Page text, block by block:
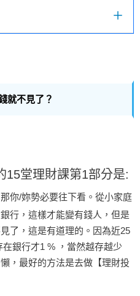
就不見了？
15堂理財課第1部分是:
你/妳勢必要往下看。從小家庭
行，這樣才能變有錢人，但是
了，這是有道理的。因為近25
銀行才1 % ，當然越存越少
，最好的方法是去做【理財投